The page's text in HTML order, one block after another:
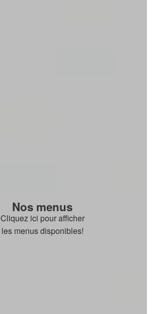
Nos menus
Cliquez ici pour afficher
les menus disponibles!